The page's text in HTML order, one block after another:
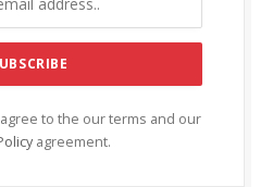
to the our terms and our
agreement.